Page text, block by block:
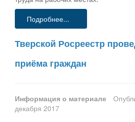
Подробнее...
Тверской Росреестр
приёма граждан
Информация о материале
декабря 2017